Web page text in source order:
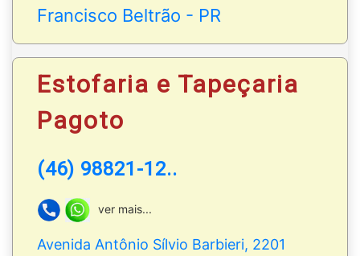
Francisco Beltrão - PR
Estofaria e Tapeçaria
Pagoto
(46) 98821-12..
ver mais...
Avenida Antônio Sílvio Barbieri, 2201